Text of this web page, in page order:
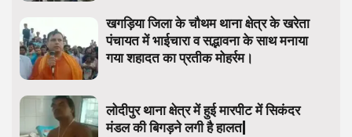
खगड़िया जिला के चौथम थाना क्षेत्र के खरेता
पंचायत में भाईचारा व सद्भावना के साथ मनाया
गया शहादत का प्रतीक मोहर्रम।
लोदीपुर थाना क्षेत्र में हुई मारपीट में सिकंदर
मंडल की बिगड़ने लगी है हालत|